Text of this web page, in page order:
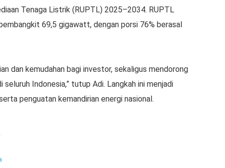
Tenaga Listrik (RUPTL) 2025–2034. RUPTL
69,5 gigawatt, dengan porsi 76% berasal
dan kemudahan bagi investor, sekaligus mendorong
Indonesia,” tutup Adi. Langkah ini menjadi
penguatan kemandirian energi nasional.